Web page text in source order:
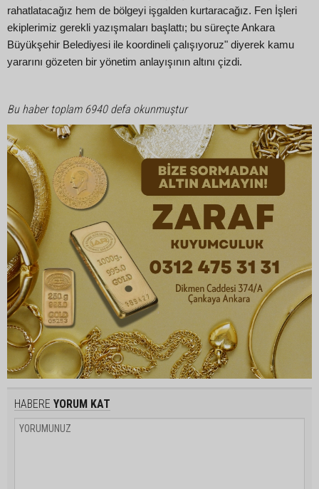
rahatlatacağız hem de bölgeyi işgalden kurtaracağız. Fen İşleri
ekiplerimiz gerekli yazışmaları başlattı; bu süreçte Ankara
Büyükşehir Belediyesi ile koordineli çalışıyoruz" diyerek kamu
yararını gözeten bir yönetim anlayışının altını çizdi.
Bu haber toplam 6940 defa okunmuştur
HABERE YORUM KAT